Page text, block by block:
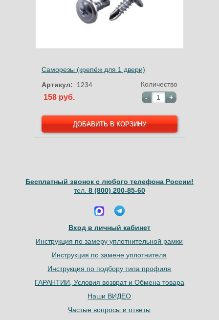
Саморезы (крепёж для 1 двери)
Артикул:
1234
158 руб.
Количество
-
+
Бесплатный звонок с любого телефона России!
тел. 8 (800) 200-85-60
Вход в личный кабинет
Инструкция по замеру уплотнительной рамки
Инструкция по замене уплотнителя
Инструкция по подбору типа профиля
ГАРАНТИИ, Условия возврат и Обмена товара
Наши ВИДЕО
Частые вопросы и ответы